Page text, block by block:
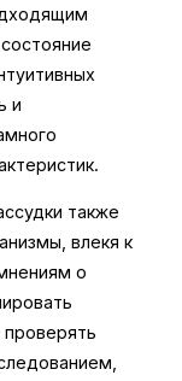
и
также
влекя к
о